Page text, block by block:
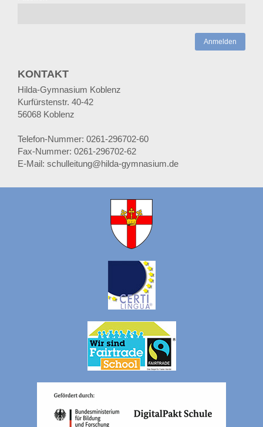
Anmelden
KONTAKT
Hilda-Gymnasium Koblenz
Kurfürstenstr. 40-42
56068 Koblenz
Telefon-Nummer: 0261-296702-60
Fax-Nummer: 0261-296702-62
E-Mail: schulleitung@hilda-gymnasium.de